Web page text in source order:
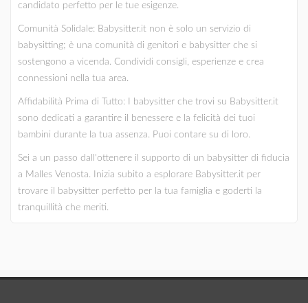
candidato perfetto per le tue esigenze.
Comunità Solidale: Babysitter.it non è solo un servizio di
babysitting; è una comunità di genitori e babysitter che si
sostengono a vicenda. Condividi consigli, esperienze e crea
connessioni nella tua area.
Affidabilità Prima di Tutto: I babysitter che trovi su Babysitter.it
sono dedicati a garantire il benessere e la felicità dei tuoi
bambini durante la tua assenza. Puoi contare su di loro.
Sei a un passo dall'ottenere il supporto di un babysitter di fiducia
a Malles Venosta. Inizia subito a esplorare Babysitter.it per
trovare il babysitter perfetto per la tua famiglia e goderti la
tranquillità che meriti.